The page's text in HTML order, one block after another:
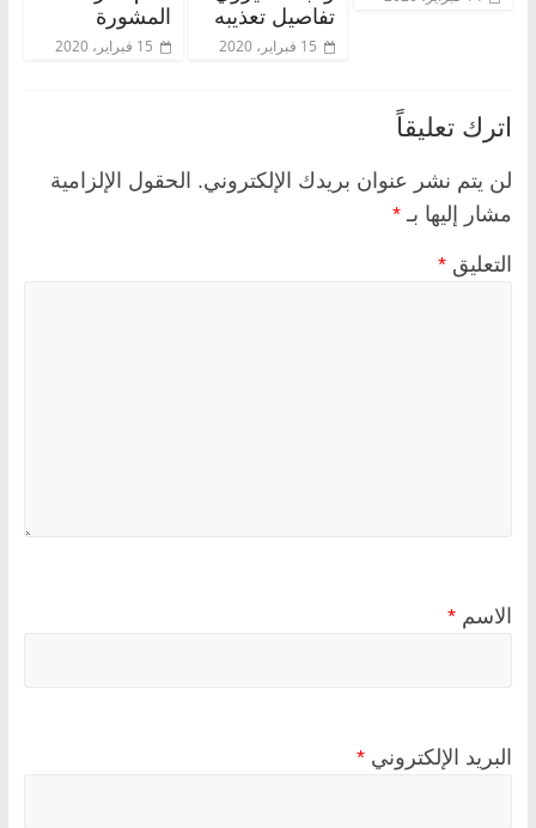
تفاصيل تعذيبه
15 فبراير، 2020
المشورة
15 فبراير، 2020
اترك تعليقاً
لن يتم نشر عنوان بريدك الإلكتروني. الحقول الإلزامية
مشار إليها بـ *
التعليق *
الاسم *
البريد الإلكتروني *